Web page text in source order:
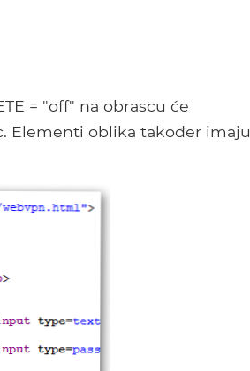
= "off" na obrascu će
Elementi oblika također imaju